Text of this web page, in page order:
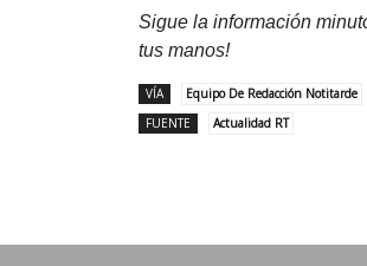
Sigue la información
tus manos!
VÍA
Equipo De Redacción Notitarde
FUENTE
Actualidad RT